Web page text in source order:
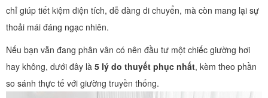
chỉ giúp tiết kiệm diện tích, dễ dàng di chuyển, mà còn mang lại sự
thoải mái đáng ngạc nhiên.
Nếu bạn vẫn đang phân vân có nên đầu tư một chiếc giường hơi
hay không, dưới đây là 5 lý do thuyết phục nhất, kèm theo phần
so sánh thực tế với giường truyền thống.